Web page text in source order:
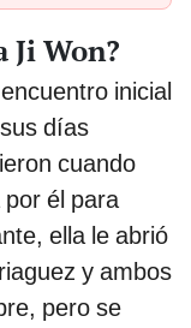
Ji Won?
inicial
días
cuando
él para
ella le abrió
y ambos
pero se